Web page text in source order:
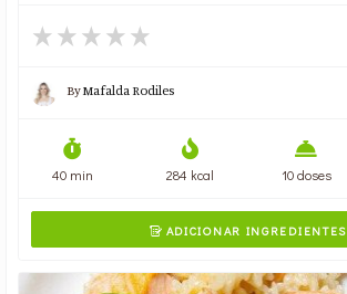
ByMafalda Rodiles
40 min 284 kcal 10 doses
ADICIONAR INGREDIENTES